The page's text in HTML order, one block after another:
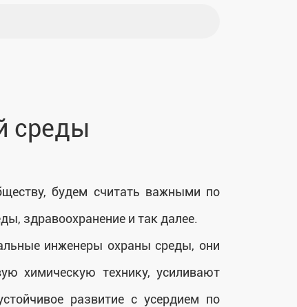
среды
будем считать важными по
здравоохранение и так далее.
инженеры охрaны среды, они
химическую технику, усиливают
развитие с усердием по